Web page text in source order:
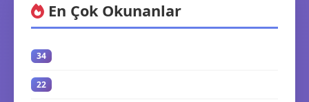
En Çok Okunanlar
34
22